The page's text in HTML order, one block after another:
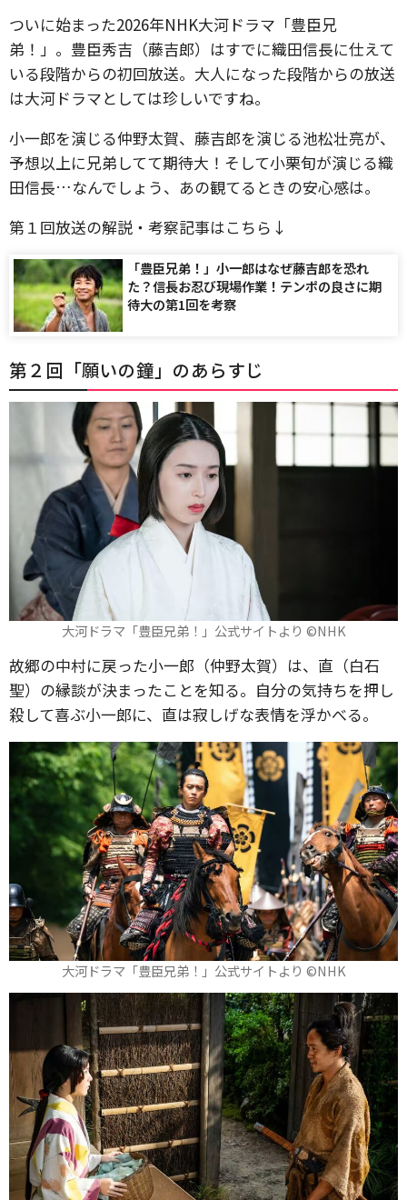
ついに始まった2026年NHK大河ドラマ「豊臣兄
弟！」。豊臣秀吉（藤吉郎）はすでに織田信長に仕えて
いる段階からの初回放送。大人になった段階からの放送
は大河ドラマとしては珍しいですね。
小一郎を演じる仲野太賀、藤吉郎を演じる池松壮亮が、
予想以上に兄弟してて期待大！そして小栗旬が演じる織
田信長…なんでしょう、あの観てるときの安心感は。
第１回放送の解説・考察記事はこちら↓
「豊臣兄弟！」小一郎はなぜ藤吉郎を恐れ
た？信長お忍び現場作業！テンポの良さに期
待大の第1回を考察
第２回「願いの鐘」のあらすじ
大河ドラマ「豊臣兄弟！」公式サイトより ©️NHK
故郷の中村に戻った小一郎（仲野太賀）は、直（白石
聖）の縁談が決まったことを知る。自分の気持ちを押し
殺して喜ぶ小一郎に、直は寂しげな表情を浮かべる。
大河ドラマ「豊臣兄弟！」公式サイトより ©️NHK